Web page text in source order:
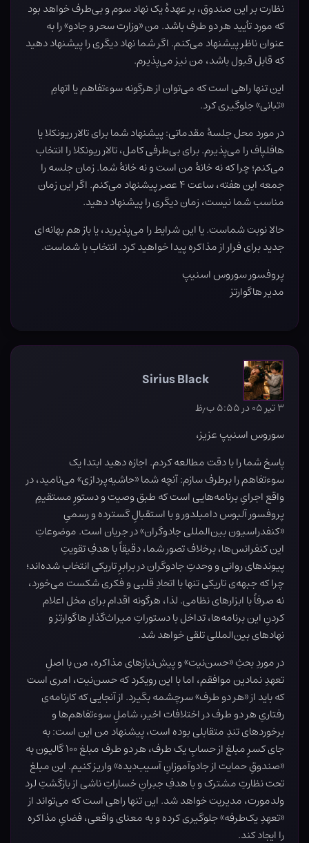
نظارت بر این صندوق، بر عهدهٔ یک نهاد سوم و بی‌طرف خواهد بود
که مورد تأیید هر دو طرف باشد. من «وزارت سحر و جادو» را به
عنوان ناظر پیشنهاد می‌کنم. اگر شما نهاد دیگری را پیشنهاد دهید
که قابل قبول باشد، من نیز می‌پذیرم.
این تنها راهی است که می‌توان از هرگونه سوءتفاهم یا اتهامِ
«تبانی» جلوگیری کرد.
در مورد محل جلسهٔ مقدماتی: پیشنهاد شما برای تالار ریونکلا یا
هافلپاف را می‌پذیرم. برای بی‌طرفی کامل، تالار ریونکلا را انتخاب
می‌کنم؛ چرا که نه خانهٔ من است و نه خانهٔ شما. زمان جلسه را
جمعه این هفته، ساعت ۴ عصر پیشنهاد می‌کنم. اگر این زمان
مناسب شما نیست، زمان دیگری را پیشنهاد دهید.
حالا نوبت شماست. یا این شرایط را می‌پذیرید، یا باز هم بهانه‌ای
جدید برای فرار از مذاکره پیدا خواهید کرد. انتخاب با شماست.
پروفسور سوروس اسنیپ
مدیر هاگوارتز
Sirius Black
۳ تیر ۰۵ در ۵:۵۵ ب٫ظ
سوروس اسنیپ عزیز،
پاسخ شما را با دقت مطالعه کردم. اجازه دهید ابتدا یک
سوءتفاهم را برطرف سازم: آنچه شما «حاشیه‌پردازی» می‌نامید، در
واقع اجرایِ برنامه‌هایی است که طبق وصیت و دستورِ مستقیمِ
پروفسور آلبوس دامبلدور و با استقبالِ گسترده و رسمیِ
«کنفدراسیون بین‌المللی جادوگران» در جریان است. موضوعاتِ
این کنفرانس‌ها، برخلاف تصور شما، دقیقاً با هدفِ تقویتِ
پیوندهای روانی و وحدتِ جادوگران در برابرِ تاریکی انتخاب شده‌اند؛
چرا که جبهه‌ی تاریکی تنها با اتحادِ قلبی و فکری شکست می‌خورد،
نه صرفاً با ابزارهای نظامی. لذا، هرگونه اقدام برای مخل اعلام
کردنِ این برنامه‌ها، تداخل با دستوراتِ میراث‌گذارِ هاگوارتز و
نهادهای بین‌المللی تلقی خواهد شد.
در موردِ بحثِ «حسن‌نیت» و پیش‌نیازهای مذاکره، من با اصلِ
تعهدِ نمادین موافقم، اما با این رویکرد که حسن‌نیت، امری است
که باید از «هر دو طرف» سرچشمه بگیرد. از آنجایی که کارنامه‌ی
رفتاریِ هر دو طرف در اختلافات اخیر، شاملِ سوءتفاهم‌ها و
برخوردهای تندِ متقابلی بوده است، پیشنهاد من این است: به
جای کسرِ مبلغ از حسابِ یک طرف، هر دو طرف مبلغ ۱۰۰ گالیون به
«صندوقِ حمایت از جادوآموزانِ آسیب‌دیده» واریز کنیم. این مبلغ
تحت نظارتِ مشترک و با هدفِ جبرانِ خساراتِ ناشی از بازگشتِ لرد
ولدمورت، مدیریت خواهد شد. این تنها راهی است که می‌تواند از
«تعهدِ یک‌طرفه» جلوگیری کرده و به معنای واقعی، فضایِ مذاکره
را ایجاد کند.